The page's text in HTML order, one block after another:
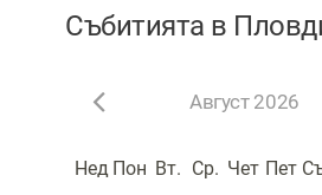
Събитията в
Август 2026
Нед Пон Вт. Ср. Чет Пет